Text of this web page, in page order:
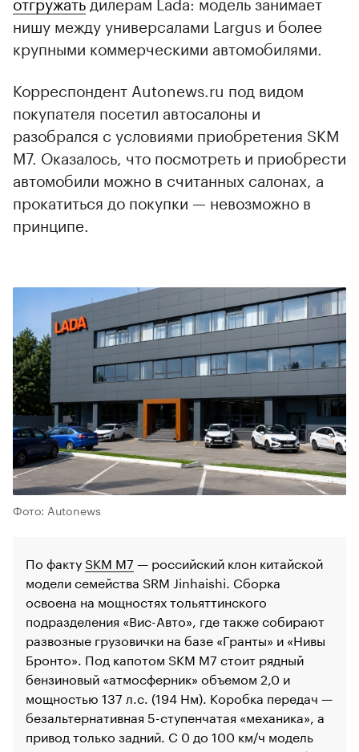
нишу между универсалами Largus и более
крупными коммерческими автомобилями.
Корреспондент Autonews.ru под видом
покупателя посетил автосалоны и
разобрался с условиями приобретения SKM
M7. Оказалось, что посмотреть и приобрести
автомобили можно в считанных салонах, а
прокатиться до покупки — невозможно в
принципе.
00:00 / 00:00
Фото: Autonews
По факту SKM M7 — российский клон китайской
модели семейства SRM Jinhaishi. Сборка
освоена на мощностях тольяттинского
подразделения «Вис-Авто», где также собирают
развозные грузовички на базе «Гранты» и «Нивы
Бронто». Под капотом SKM M7 стоит рядный
бензиновый «атмосферник» объемом 2,0 и
мощностью 137 л.с. (194 Нм). Коробка передач —
безальтернативная 5-ступенчатая «механика», а
привод только задний. С 0 до 100 км/ч модель